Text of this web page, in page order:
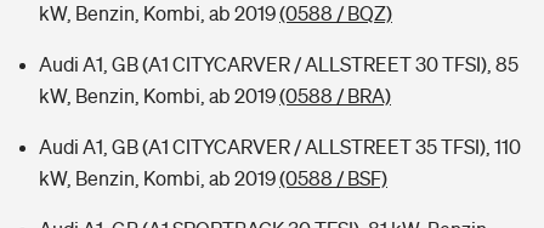
kW, Benzin, Kombi, ab 2019(0588 / BQZ)
Audi A1, GB (A1 CITYCARVER / ALLSTREET 30 TFSI), 85
kW, Benzin, Kombi, ab 2019(0588 / BRA)
Audi A1, GB (A1 CITYCARVER / ALLSTREET 35 TFSI), 110
kW, Benzin, Kombi, ab 2019(0588 / BSF)